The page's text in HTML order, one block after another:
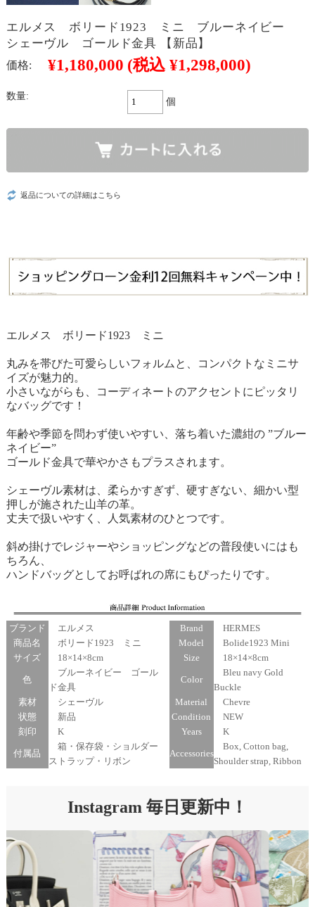
エルメス ボリード1923 ミニ ブルーネイビー
シェーヴル ゴールド金具 【新品】
価格: ¥1,180,000 (税込 ¥1,298,000)
数量:
個
返品についての詳細はこちら
エルメス ボリード1923 ミニ
丸みを帯びた可愛らしいフォルムと、コンパクトなミニサ
イズが魅力的。
小さいながらも、コーディネートのアクセントにピッタリ
なバッグです！
年齢や季節を問わず使いやすい、落ち着いた濃紺の ”ブルー
ネイビー”
ゴールド金具で華やかさもプラスされます。
シェーヴル素材は、柔らかすぎず、硬すぎない、細かい型
押しが施された山羊の革。
丈夫で扱いやすく、人気素材のひとつです。
斜め掛けでレジャーやショッピングなどの普段使いにはも
ちろん、
ハンドバッグとしてお呼ばれの席にもぴったりです。
ブランド
エルメス
商品名
ボリード1923 ミニ
サイズ
18×14×8cm
色
ブルーネイビー ゴール
ド金具
素材
シェーヴル
状態
新品
刻印
K
付属品
箱・保存袋・ショルダー
ストラップ・リボン
Brand
HERMES
Model
Bolide1923 Mini
Size
18×14×8cm
Color
Bleu navy Gold
Buckle
Material
Chevre
Condition
NEW
Years
K
Accessories
Box, Cotton bag,
Shoulder strap, Ribbon
Instagram 毎日更新中！